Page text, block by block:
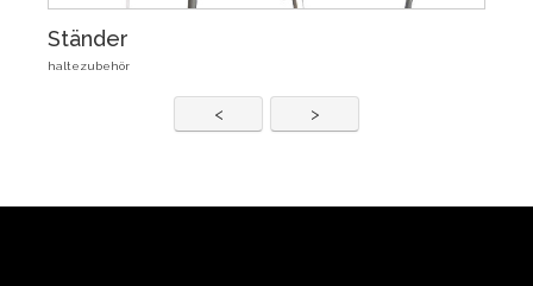
Ständer
haltezubehör
< >